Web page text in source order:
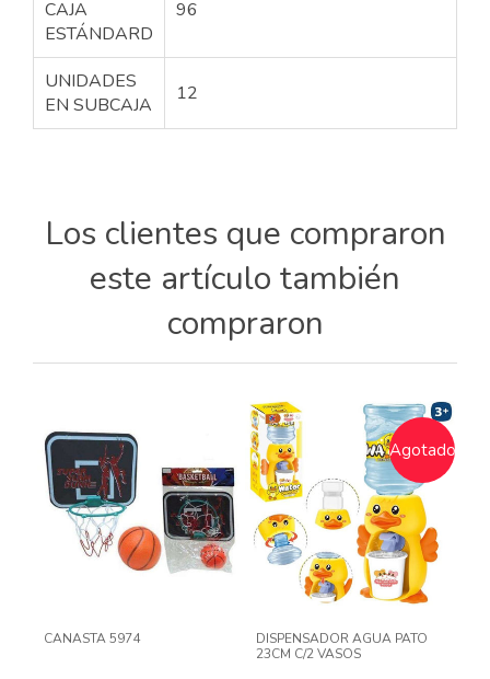
CAJA
ESTÁNDARD
96
UNIDADES
EN SUBCAJA
12
Los clientes que compraron
este artículo también
compraron
CANASTA 5974
Agotado
DISPENSADOR AGUA PATO
23CM C/2 VASOS